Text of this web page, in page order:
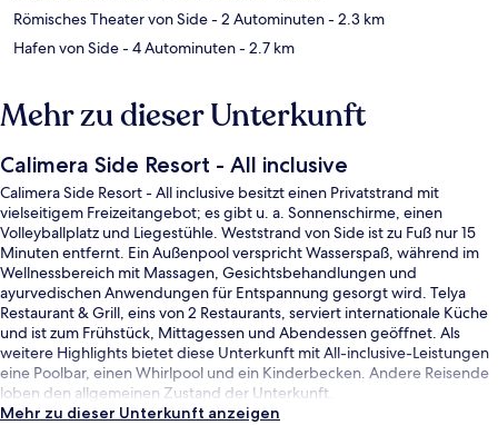
Römisches Theater von Side- 2 Autominuten- 2.3 km
Hafen von Side- 4 Autominuten- 2.7 km
Mehr zu dieser Unterkunft
Calimera Side Resort - All inclusive
Calimera Side Resort - All inclusive besitzt einen Privatstrand mit
vielseitigem Freizeitangebot; es gibt u. a. Sonnenschirme, einen
Volleyballplatz und Liegestühle. Weststrand von Side ist zu Fuß nur 15
Minuten entfernt. Ein Außenpool verspricht Wasserspaß, während im
Wellnessbereich mit Massagen, Gesichtsbehandlungen und
ayurvedischen Anwendungen für Entspannung gesorgt wird. Telya
Restaurant & Grill, eins von 2 Restaurants, serviert internationale Küche
und ist zum Frühstück, Mittagessen und Abendessen geöffnet. Als
weitere Highlights bietet diese Unterkunft mit All-inclusive-Leistungen
eine Poolbar, einen Whirlpool und ein Kinderbecken. Andere Reisende
loben den allgemeinen Zustand der Unterkunft.
Mehr zu dieser Unterkunft anzeigen